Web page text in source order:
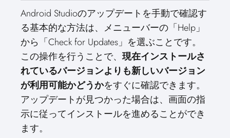
Android Studioのアップデートを手動で確認す
る基本的な方法は、メニューバーの「Help」
から「Check for Updates」を選ぶことです。
この操作を行うことで、 現在インストールさ
れているバージョンよりも新しいバージョン
が利用可能かどうかをすぐに確認できます。
アップデートが見つかった場合は、画面の指
示に従ってインストールを進めることができ
ます。